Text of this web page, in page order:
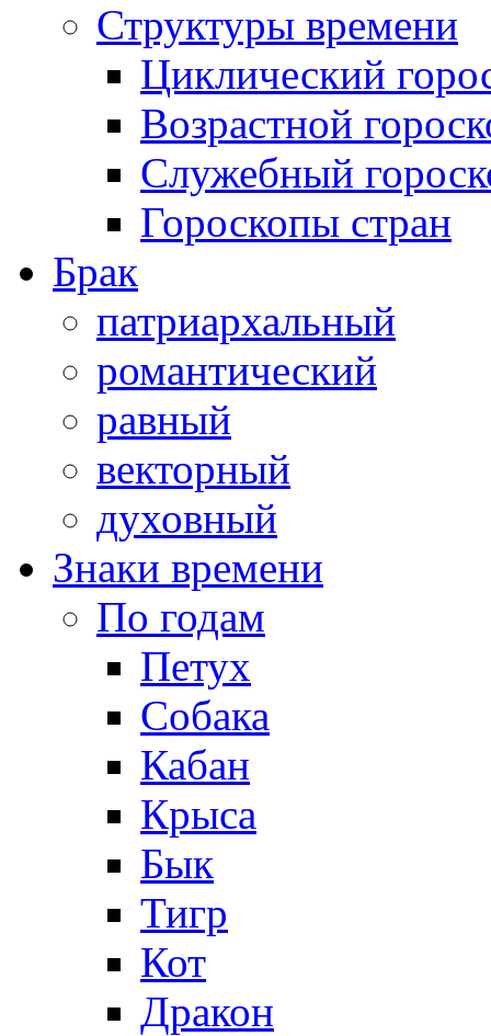
Структуры времени
Циклический
Возрастной
Служебный
Гороскопы стран
Брак
патриархальный
романтический
равный
векторный
духовный
Знаки времени
По годам
Петух
Собака
Кабан
Крыса
Бык
Тигр
Кот
Дракон